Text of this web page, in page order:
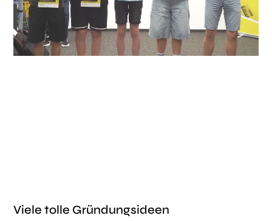
Viele tolle Gründungsideen